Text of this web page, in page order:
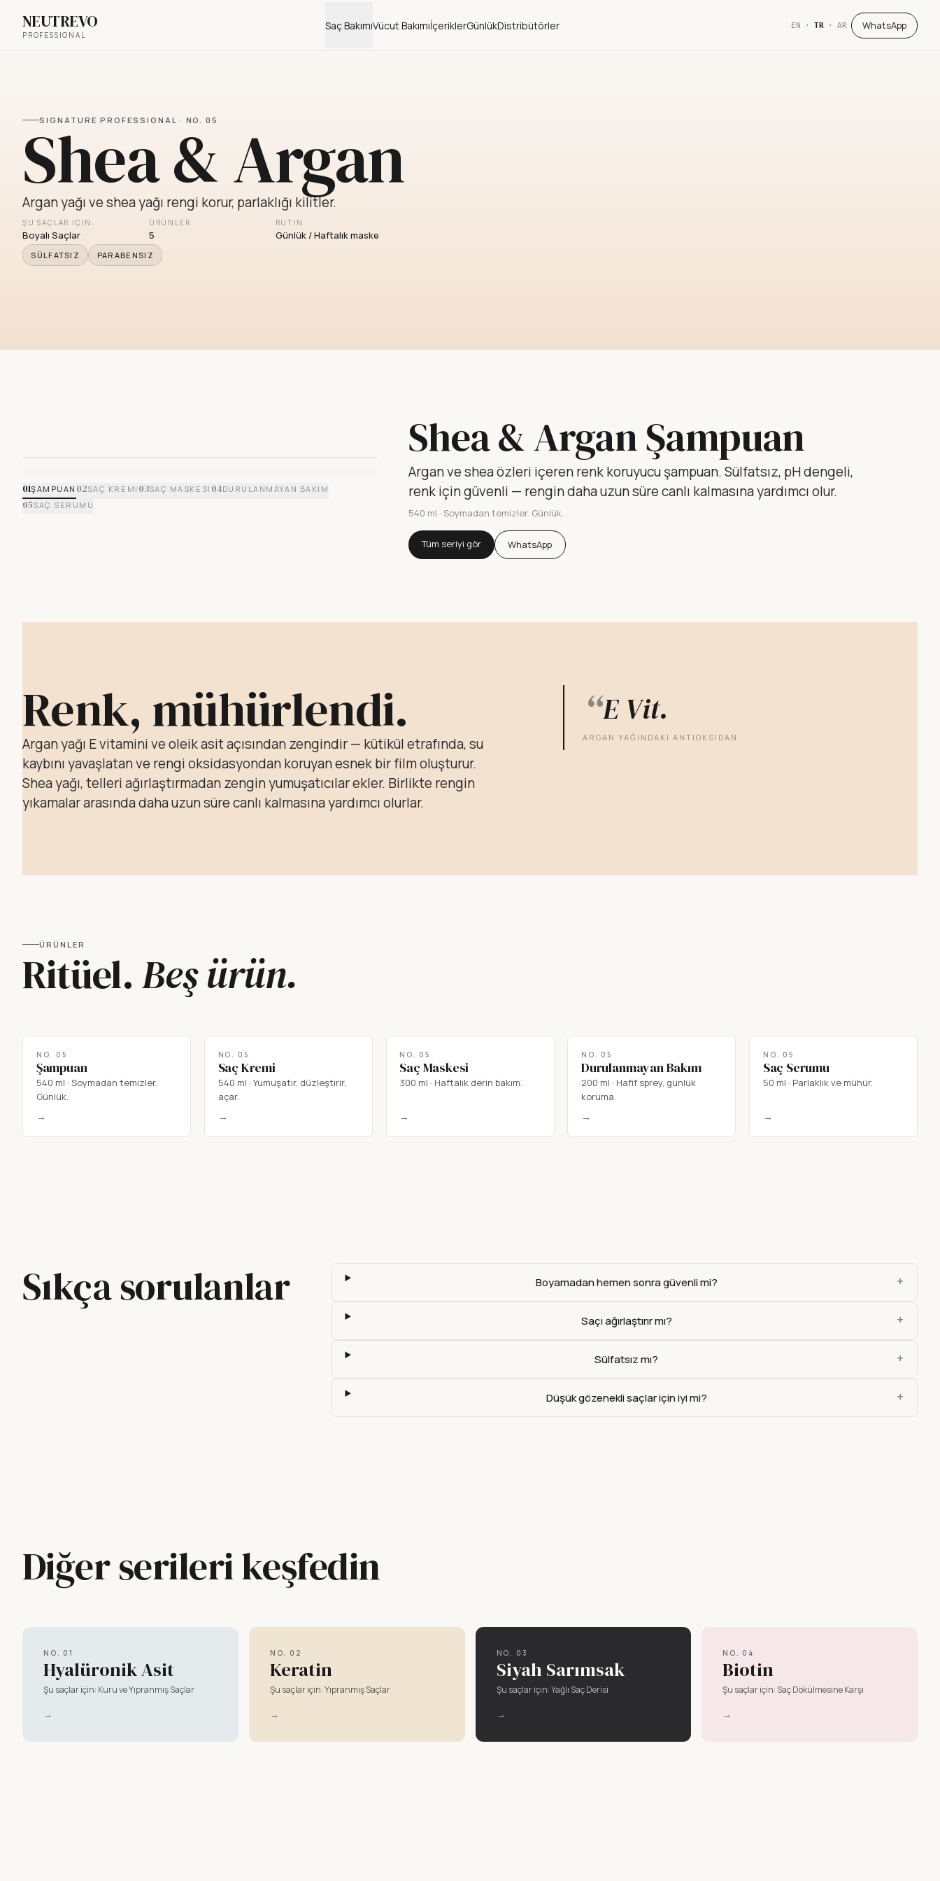
NEUTREVO
PROFESSIONAL
Saç BakımıVücut BakımıİçeriklerGünlükDistribütörler EN · TR · AR WhatsApp
SIGNATURE PROFESSIONAL · NO. 05
Shea & Argan
Argan yağı ve shea yağı rengi korur, parlaklığı kilitler.
ŞU SAÇLAR IÇIN:
Boyalı Saçlar
ÜRÜNLER
5
RUTIN
Günlük / Haftalık maske
SÜLFATSIZ PARABENSIZ
01ŞAMPUAN 02SAÇ KREMI 03SAÇ MASKESI 04DURULANMAYAN BAKIM
05SAÇ SERUMU
Shea & Argan Şampuan
Argan ve shea özleri içeren renk koruyucu şampuan. Sülfatsız, pH dengeli,
renk için güvenli — rengin daha uzun süre canlı kalmasına yardımcı olur.
540 ml · Soymadan temizler. Günlük.
Tüm seriyi gör WhatsApp
Renk, mühürlendi.
Argan yağı E vitamini ve oleik asit açısından zengindir — kütikül etrafında, su
kaybını yavaşlatan ve rengi oksidasyondan koruyan esnek bir film oluşturur.
Shea yağı, telleri ağırlaştırmadan zengin yumuşatıcılar ekler. Birlikte rengin
yıkamalar arasında daha uzun süre canlı kalmasına yardımcı olurlar.
“E Vit.
ARGAN YAĞINDAKI ANTIOKSIDAN
ÜRÜNLER
Ritüel.Beş ürün.
NO. 05
Şampuan
540 ml · Soymadan temizler.
Günlük.
→
NO. 05
Saç Kremi
540 ml · Yumuşatır, düzleştirir,
açar.
→
NO. 05
Saç Maskesi
300 ml · Haftalık derin bakım.
→
NO. 05
Durulanmayan Bakım
200 ml · Hafif sprey, günlük
koruma.
→
NO. 05
Saç Serumu
50 ml · Parlaklık ve mühür.
→
Sıkça sorulanlar Boyamadan hemen sonra güvenli mi? +
Saçı ağırlaştırır mı? +
Sülfatsız mı? +
Düşük gözenekli saçlar için iyi mi? +
Diğer serileri keşfedin
NO. 01
Hyalüronik Asit
Şu saçlar için: Kuru ve Yıpranmış Saçlar
→
NO. 02
Keratin
Şu saçlar için:Yıpranmış Saçlar
→
NO. 03
Siyah Sarımsak
Şu saçlar için:Yağlı Saç Derisi
→
NO. 04
Biotin
Şu saçlar için: Saç Dökülmesine Karşı
→